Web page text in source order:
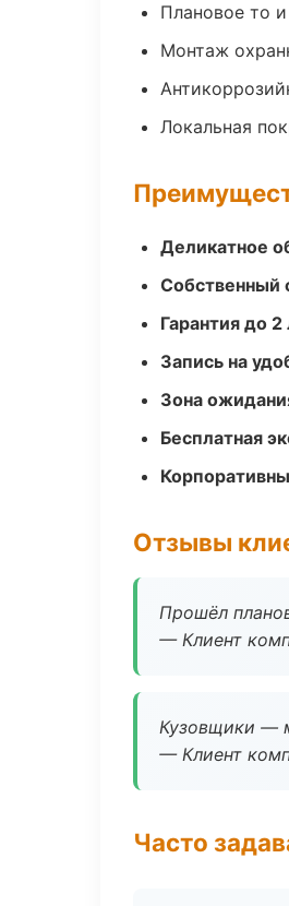
Плановое то
Монтаж
Локальная
Деликатное
Собственный
Гарантия до
Запись на
Зона
Бесплатная
Отзывы
Прошёл
— Клиент
Кузовщики —
— Клиент
Часто